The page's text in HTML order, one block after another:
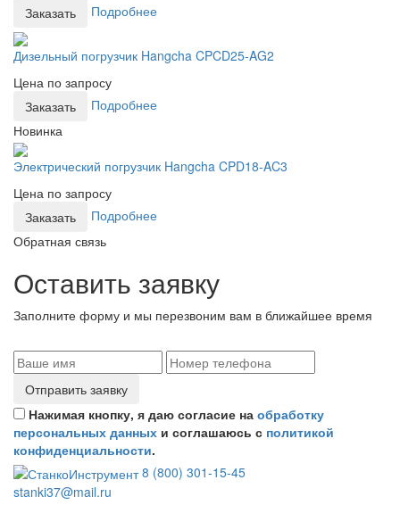
Заказать
Подробнее
Дизельный погрузчик Hangcha CPCD25-AG2
Цена по запросу
Заказать
Подробнее
Новинка
Электрический погрузчик Hangcha CPD18-AC3
Цена по запросу
Заказать
Подробнее
Обратная связь
Оставить заявку
Заполните форму и мы перезвоним вам в ближайшее время
Отправить заявку
Нажимая кнопку, я даю согласие на обработку
персональных данных и соглашаюсь с политикой
конфиденциальности.
8 (800) 301-15-45
stanki37@mail.ru